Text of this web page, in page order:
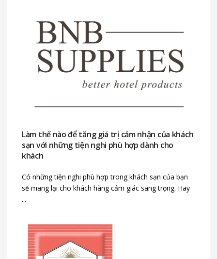
Làm thế nào để tăng giá trị cảm nhận của khách
sạn với những tiện nghi phù hợp dành cho
khách
Có những tiện nghi phù hợp trong khách sạn của bạn
sẽ mang lại cho khách hàng cảm giác sang trọng. Hãy
...